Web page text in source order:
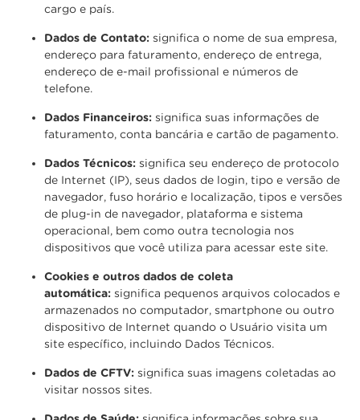
cargo e país.
Dados de Contato: significa o nome de sua empresa,
endereço para faturamento, endereço de entrega,
endereço de e-mail profissional e números de
telefone.
Dados Financeiros: significa suas informações de
faturamento, conta bancária e cartão de pagamento.
Dados Técnicos: significa seu endereço de protocolo
de Internet (IP), seus dados de login, tipo e versão de
navegador, fuso horário e localização, tipos e versões
de plug-in de navegador, plataforma e sistema
operacional, bem como outra tecnologia nos
dispositivos que você utiliza para acessar este site.
Cookies e outros dados de coleta
automática: significa pequenos arquivos colocados e
armazenados no computador, smartphone ou outro
dispositivo de Internet quando o Usuário visita um
site específico, incluindo Dados Técnicos.
Dados de CFTV: significa suas imagens coletadas ao
visitar nossos sites.